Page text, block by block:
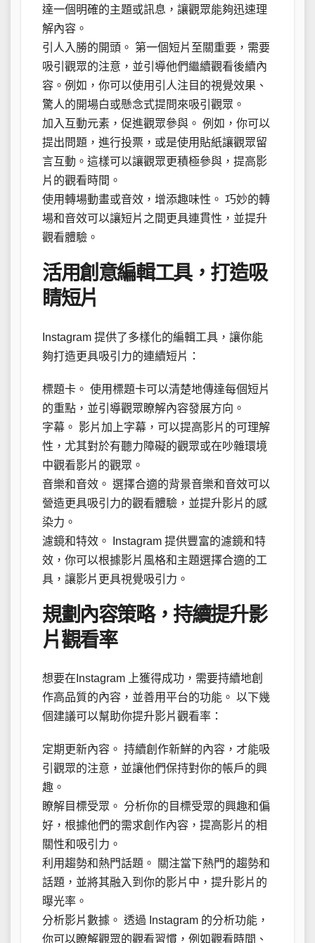
達一個明確的主題或訊息，讓觀眾能夠迅速理
解內容。
引人入勝的開頭。 第一個短片至關重要，需要
吸引觀眾的注意，並引導他們繼續觀看後續內
容。例如，你可以使用引人注目的視覺效果、
驚人的開場白或懸念式提問來吸引觀眾。
加入互動元素，促進觀眾參與。 例如，你可以
提出問題，進行投票，或是使用貼紙讓觀眾留
言互動。這樣可以讓觀眾更積極參與，提高影
片的觀看時間。
使用轉場動畫或音效，增添趣味性。 巧妙的轉
場和音效可以讓短片之間更具連貫性，並提升
觀看體驗。
活用創意編輯工具，打造吸
睛短片
Instagram 提供了多樣化的編輯工具，讓你能
夠打造更具吸引力的連續短片：
標題卡。 使用標題卡可以清楚地傳達每個短片
的重點，並引導觀眾瞭解內容發展方向。
字幕。 影片加上字幕，可以提高影片的可理解
性，尤其對於有聽力障礙的觀眾或在吵雜環境
中觀看影片的觀眾。
音樂和音效。 選擇合適的背景音樂和音效可以
營造更具吸引力的觀看體驗，並提升影片的感
染力。
濾鏡和特效。 Instagram 提供豐富的濾鏡和特
效，你可以根據影片風格和主題選擇合適的工
具，讓影片更具視覺吸引力。
規劃內容策略，持續提升影
片觀看率
想要在Instagram 上獲得成功，需要持續地創
作高品質的內容，並善用平台的功能。 以下幾
個建議可以幫助你提升影片觀看率：
定期更新內容。 持續創作新鮮的內容，才能吸
引觀眾的注意，並讓他們保持對你的帳戶的興
趣。
瞭解目標受眾。 分析你的目標受眾的興趣和偏
好，根據他們的需求創作內容，提高影片的相
關性和吸引力。
利用趨勢和熱門話題。 關注當下熱門的趨勢和
話題，並將其融入到你的影片中，提升影片的
曝光率。
分析影片數據。 透過 Instagram 的分析功能，
你可以瞭解觀眾的觀看習慣，例如觀看時間、